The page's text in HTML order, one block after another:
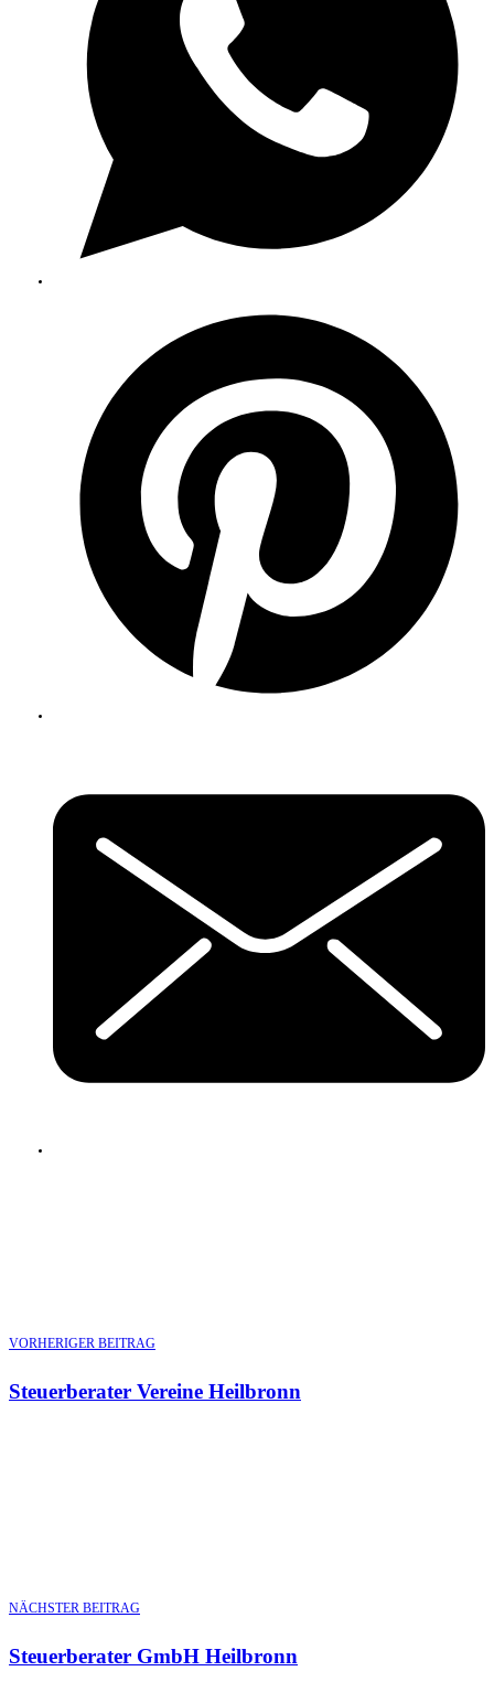
VORHERIGER BEITRAG
Steuerberater Vereine Heilbronn
NÄCHSTER BEITRAG
Steuerberater GmbH Heilbronn